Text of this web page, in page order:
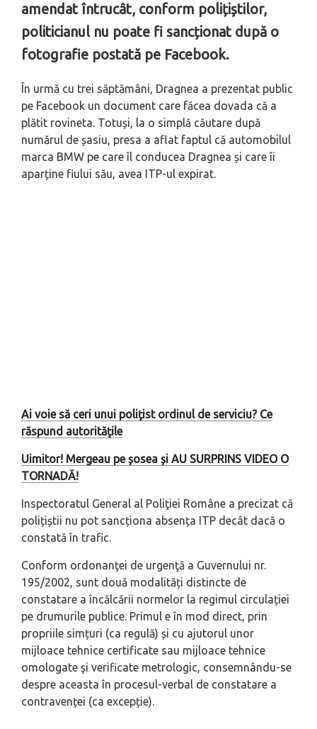
amendat întrucât, conform polițiștilor,
politicianul nu poate fi sancționat după o
fotografie postată pe Facebook.
În urmă cu trei săptămâni, Dragnea a prezentat public
pe Facebook un document care făcea dovada că a
plătit rovineta. Totuși, la o simplă căutare după
numărul de șasiu, presa a aflat faptul că automobilul
marca BMW pe care îl conducea Dragnea și care îi
aparține fiului său, avea ITP-ul expirat.
Ai voie să ceri unui poliţist ordinul de serviciu? Ce
răspund autorităţile
Uimitor! Mergeau pe șosea și AU SURPRINS VIDEO O
TORNADĂ!
Inspectoratul General al Poliţiei Române a precizat că
polițiștii nu pot sancționa absența ITP decât dacă o
constată în trafic.
Conform ordonanţei de urgenţă a Guvernului nr.
195/2002, sunt două modalități distincte de
constatare a încălcării normelor la regimul circulației
pe drumurile publice. Primul e în mod direct, prin
propriile simțuri (ca regulă) și cu ajutorul unor
mijloace tehnice certificate sau mijloace tehnice
omologate şi verificate metrologic, consemnându-se
despre aceasta în procesul-verbal de constatare a
contravenței (ca excepție).